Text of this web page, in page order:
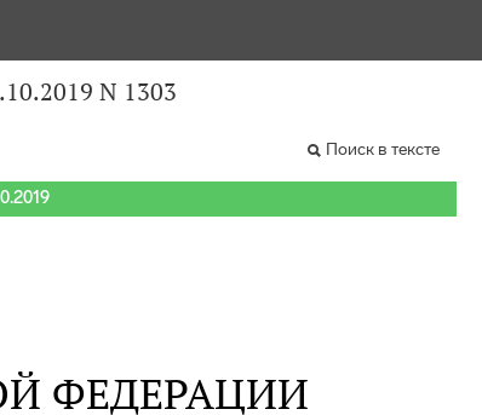
N 1303
Поиск в тексте
ФЕДЕРАЦИИ